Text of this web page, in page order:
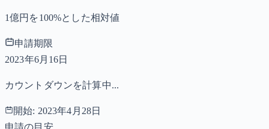
1億円を100%とした相対値
申請期限
2023年6月16日
カウントダウンを計算中...
開始: 2023年4月28日
申請の目安